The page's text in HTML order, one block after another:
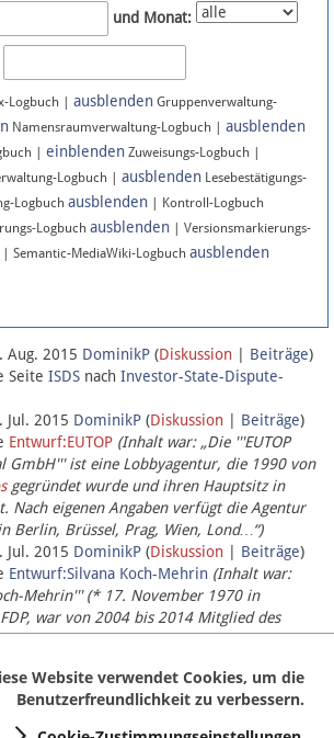
und Monat:
Logbuch | ausblenden Gruppenverwaltung-
Namensraumverwaltung-Logbuch | ausblenden
| einblenden Zuweisungs-Logbuch |
Logbuch | ausblenden Lesebestätigungs-
Logbuch ausblenden | Kontroll-Logbuch
Logbuch ausblenden | Versionsmarkierungs-
| Semantic-MediaWiki-Logbuch ausblenden
Aug. 2015 DominikP (Diskussion Beiträge)
Seite ISDS nach Investor-State-Dispute-
Jul. 2015 DominikP (Diskussion Beiträge)
Entwurf:EUTOP (Inhalt war: „Die '''EUTOP
GmbH''' ist eine Lobbyagentur, die 1990 von
gegründet wurde und ihren Hauptsitz in
Nach eigenen Angaben verfügt die Agentur
Berlin, Brüssel, Prag, Wien, Lond…“)
Jul. 2015 DominikP (Diskussion Beiträge)
Entwurf:Silvana Koch-Mehrin (Inhalt war:
Mehrin''' (* 17. November 1970 in
war von 2004 bis 2014 Mitglied des
Parlaments, seit November 2014 ist sie für
Website verwendet Cookies, um die
Benutzerfreundlichkeit zu verbessern.